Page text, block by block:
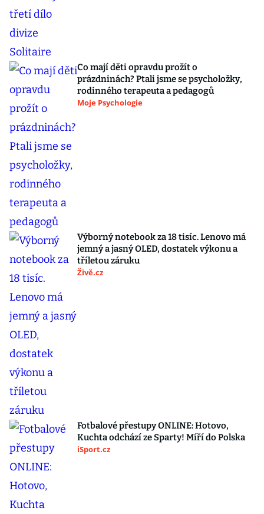
Co mají děti opravdu prožít o
prázdninách? Ptali jsme se psycholožky,
rodinného terapeuta a pedagogů
Moje Psychologie
Výborný notebook za 18 tisíc. Lenovo má
jemný a jasný OLED, dostatek výkonu a
tříletou záruku
Živě.cz
Fotbalové přestupy ONLINE: Hotovo,
Kuchta odchází ze Sparty! Míří do Polska
iSport.cz